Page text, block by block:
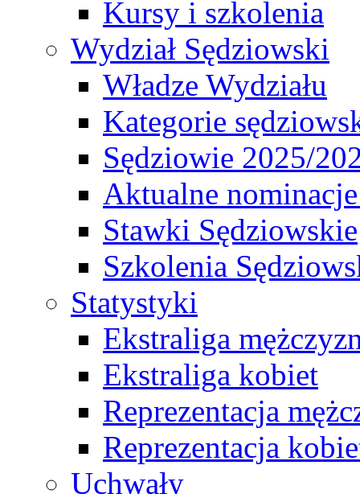
Kursy i szkolenia
Wydział Sędziowski
Władze Wydziału
Kategorie
Sędziowie 2025/
Aktualne
Stawki Sędziowskie
Szkolenia
Statystyki
Ekstraliga
Ekstraliga kobiet
Reprezentacja
Reprezentacja
Uchwały